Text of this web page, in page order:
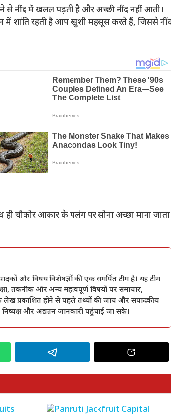
से नींद में खलल पड़ती है और अच्छी नींद नहीं आती।
में शांति रहती है आप खुशी महसूस करते हैं, जिससे
चौकोर आकार के पलंग पर सोना अच्छा माना जाता
और विषय विशेषज्ञों की एक समर्पित टीम है। यह टीम
तकनीक और अन्य महत्वपूर्ण विषयों पर समाचार,
लेख प्रकाशित होने से पहले तथ्यों की जांच और संपादकीय
निष्पक्ष और अद्यतन जानकारी पहुंचाई जा सके।